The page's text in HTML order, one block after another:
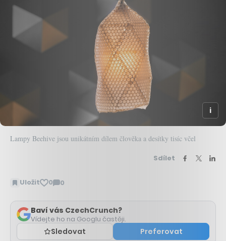
Lampy Beehive jsou unikátním dílem člověka a desítky tisíc včel
Sdílet
Uložit 0 0
Zobrazit
Baví vás CzechCrunch?
Vídejte ho na Googlu častěji.
Sledovat Preferovat